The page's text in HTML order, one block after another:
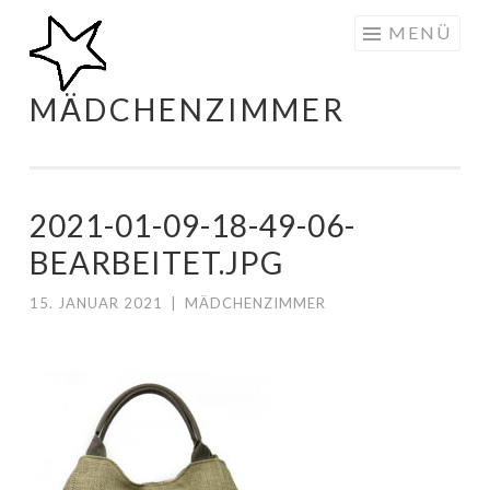
Zum
Inhalt
springen
MÄDCHENZIMMER
MENÜ
2021-01-09-18-49-06-
BEARBEITET.JPG
15. JANUAR 2021 MÄDCHENZIMMER